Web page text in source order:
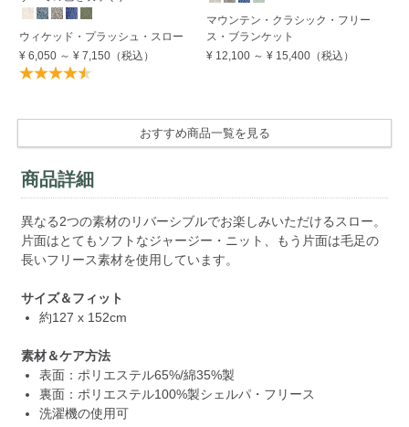
ウィケッド・プラッシュ・スロー
¥ 6,050～ ¥ 7,150（税込）
マウンテン・クラシック・フリー
ス・ブランケット
¥ 12,100 ～ ¥ 15,400 （税込）
おすすめ商品一覧を見る
商品詳細
異なる2つの素材のリバーシブルでお楽しみいただけるスロー。
片面はとてもソフトなジャージー・ニット、もう片面は毛足の
長いフリース素材を使用しています。
サイズ＆フィット
約127 x 152cm
素材＆ケア方法
表面：ポリエステル65%/綿35%製
裏面：ポリエステル100%製シェルパ・フリース
洗濯機の使用可